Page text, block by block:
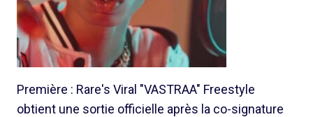
Première : Rare's Viral "VASTRAA" Freestyle
obtient une sortie officielle après la co-signature